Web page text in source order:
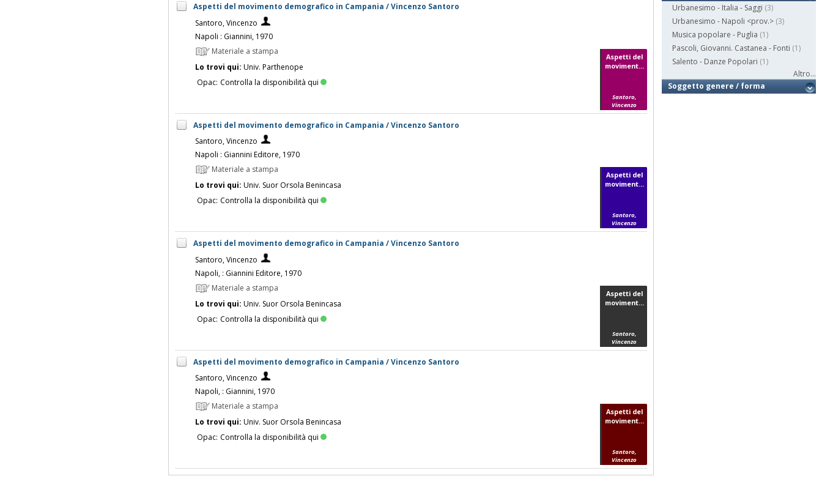
Aspetti del movimento demografico in Campania / Vincenzo Santoro
Santoro, Vincenzo
Napoli : Giannini, 1970
Materiale a stampa
Lo trovi qui: Univ. Parthenope
Opac: Controlla la disponibilità qui
Aspetti del
moviment...
Santoro,
Vincenzo
Aspetti del movimento demografico in Campania / Vincenzo Santoro
Santoro, Vincenzo
Napoli : Giannini Editore, 1970
Materiale a stampa
Lo trovi qui: Univ. Suor Orsola Benincasa
Opac: Controlla la disponibilità qui
Aspetti del
moviment...
Santoro,
Vincenzo
Aspetti del movimento demografico in Campania / Vincenzo Santoro
Santoro, Vincenzo
Napoli, : Giannini Editore, 1970
Materiale a stampa
Lo trovi qui: Univ. Suor Orsola Benincasa
Opac: Controlla la disponibilità qui
Aspetti del
moviment...
Santoro,
Vincenzo
Aspetti del movimento demografico in Campania / Vincenzo Santoro
Santoro, Vincenzo
Napoli, : Giannini, 1970
Materiale a stampa
Lo trovi qui: Univ. Suor Orsola Benincasa
Opac: Controlla la disponibilità qui
Aspetti del
moviment...
Santoro,
Vincenzo
Urbanesimo - Italia - Saggi (3)
Urbanesimo - Napoli <prov.> (3)
Musica popolare - Puglia (1)
Pascoli, Giovanni. Castanea - Fonti (1)
Salento - Danze Popolari (1)
Altro...
Soggetto genere / forma